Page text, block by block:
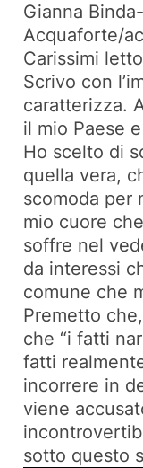
Gianna
Acquaforte/
Carissimi
Scrivo con
caratterizza.
il mio Paese
Ho scelto di
quella vera,
scomoda per
mio cuore
soffre nel
da interessi
comune che
Premetto
che “i fatti
fatti
incorrere in
viene
sotto questo